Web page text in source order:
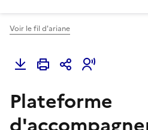
Voir le fil d'ariane
Plateforme